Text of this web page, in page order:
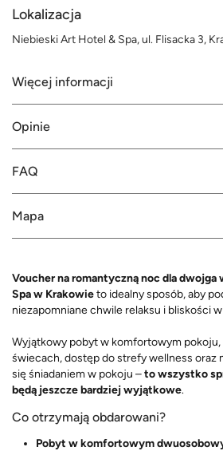
Lokalizacja
Niebieski Art Hotel & Spa, ul. Flisacka 3,
Więcej informacji
Opinie
FAQ
Mapa
Voucher na romantyczną noc dla
Spa w Krakowieto idealny sposób, aby
niezapomniane chwile relaksu i bliskości
Wyjątkowy pobyt w komfortowym
świecach, dostęp do strefy wellness oraz
się śniadaniem w pokoju –to wszystko
będą jeszcze bardziej wyjątkowe.
Co otrzymają obdarowani?
Pobyt w komfortowym